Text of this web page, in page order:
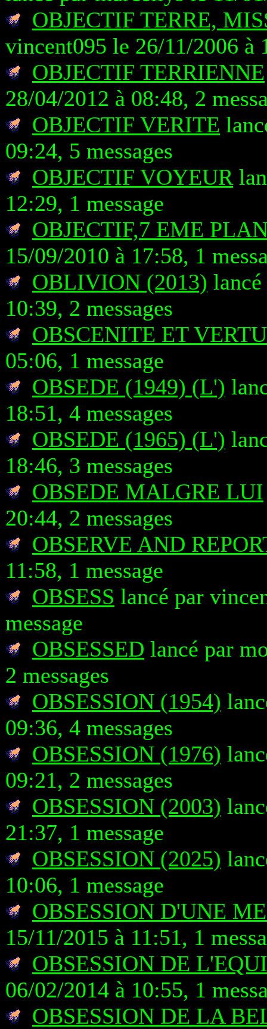
OBJECTIF TERRE,
vincent095 le 26/11/2006 à
OBJECTIF TERRIENNE
28/04/2012 à 08:48, 2
OBJECTIF VERITE
09:24, 5 messages
OBJECTIF VOYEUR
12:29, 1 message
OBJECTIF,7 EME
15/09/2010 à 17:58, 1
OBLIVION (2013)
10:39, 2 messages
OBSCENITE ET VERTU
05:06, 1 message
OBSEDE (1949) (L')
18:51, 4 messages
OBSEDE (1965) (L')
18:46, 3 messages
OBSEDE MALGRE LUI
20:44, 2 messages
OBSERVE AND
11:58, 1 message
OBSESS lancé par
message
OBSESSED lancé par
2 messages
OBSESSION (1954)
09:36, 4 messages
OBSESSION (1976)
09:21, 2 messages
OBSESSION (2003)
21:37, 1 message
OBSESSION (2025)
10:06, 1 message
OBSESSION D'UNE
15/11/2015 à 11:51, 1
OBSESSION DE
06/02/2014 à 10:55, 1
OBSESSION DE LA